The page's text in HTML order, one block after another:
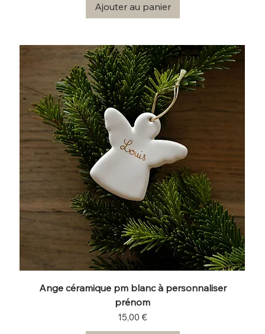
Ajouter au panier
Ange céramique pm blanc à personnaliser
prénom
Prix
15,00 €